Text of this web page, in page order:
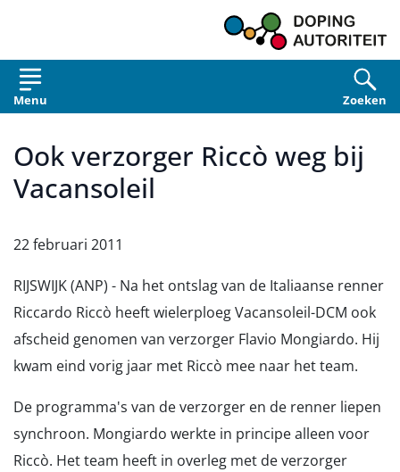
Menu Zoeken
Ook verzorger Riccò weg bij
Vacansoleil
22 februari 2011
RIJSWIJK (ANP) - Na het ontslag van de Italiaanse renner
Riccardo Riccò heeft wielerploeg Vacansoleil-DCM ook
afscheid genomen van verzorger Flavio Mongiardo. Hij
kwam eind vorig jaar met Riccò mee naar het team.
De programma's van de verzorger en de renner liepen
synchroon. Mongiardo werkte in principe alleen voor
Riccò. Het team heeft in overleg met de verzorger